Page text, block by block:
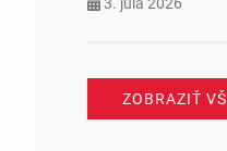
ZOBRAZIŤ